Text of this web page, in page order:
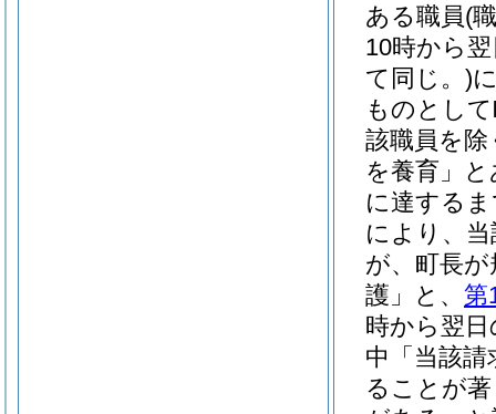
ある職員(
10時から
て同じ。)
ものとし
該職員を除
を養育」
に達する
により、
が、町長
護」と、 第
時から翌
中「当該
ることが